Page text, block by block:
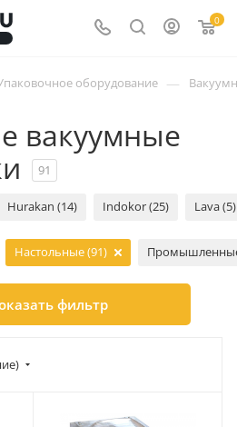
0
оборудование —
вакуумные
91
Hurakan (14) Indokor (25) Lava (5)
Настольные (91)
фильтр